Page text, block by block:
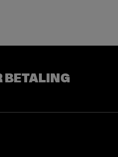
BETALING